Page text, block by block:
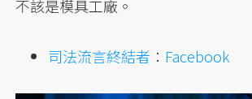
不該是模具工廠。
司法流言終結者 ： Facebook